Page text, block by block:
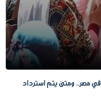
آخر موعد لتظلمات الثانوية العامة 2026 في مصر.. ومتى يتم استرداد